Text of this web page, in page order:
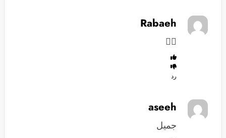
Rabaeh
👍🏻
رد
aseeh
جميل